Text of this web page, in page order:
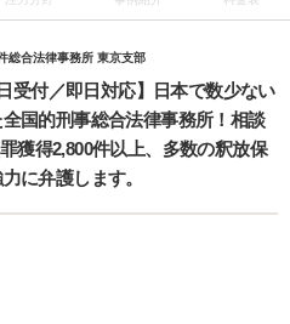
総合法律事務所 東京支部
受付／即日対応】日本で数少ない
国的刑事総合法律事務所！相談
獲得2,800件以上、多数の釈放保
に弁護します。